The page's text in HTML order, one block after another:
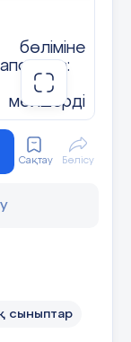
ұнтаққа
шайқады.
Сақтау Бөлісу
сыныптар